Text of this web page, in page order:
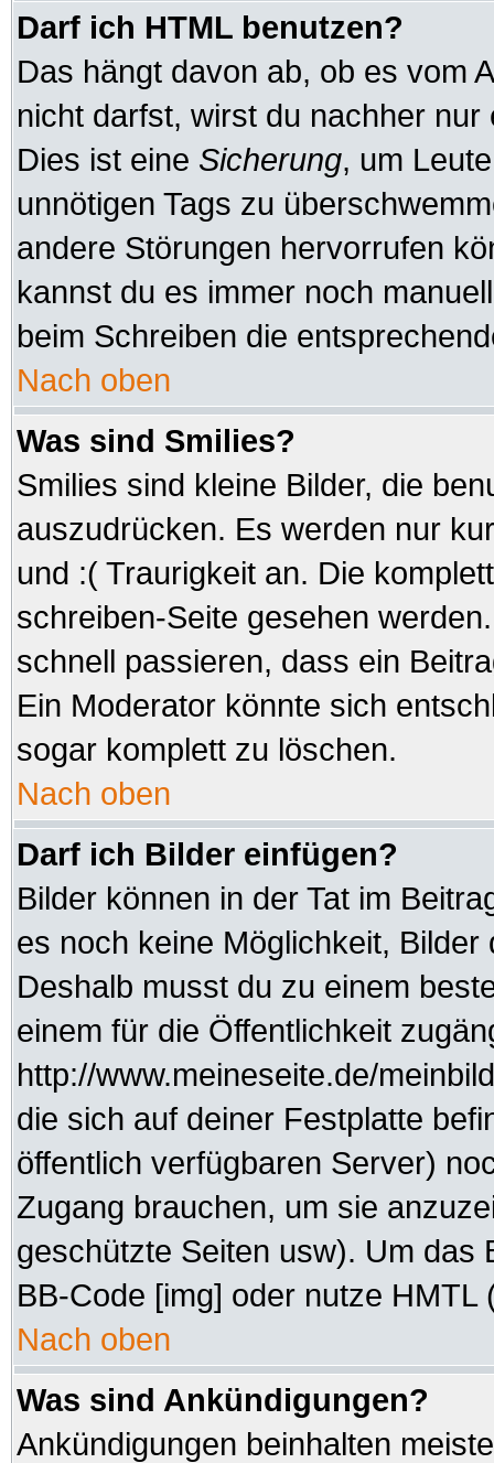
Darf ich HTML benutzen?
Das hängt davon ab, ob es vom
nicht darfst, wirst du nachher
Dies ist eine Sicherung, um
unnötigen Tags zu
andere Störungen hervorrufen
kannst du es immer noch
beim Schreiben die
Nach oben
Was sind Smilies?
Smilies sind kleine Bilder, die
auszudrücken. Es werden nur
und :( Traurigkeit an. Die
schreiben-Seite gesehen
schnell passieren, dass ein
Ein Moderator könnte sich
sogar komplett zu löschen.
Nach oben
Darf ich Bilder einfügen?
Bilder können in der Tat im
es noch keine Möglichkeit,
Deshalb musst du zu einem
einem für die Öffentlichkeit
http://www.meineseite.de/
die sich auf deiner Festplatte
öffentlich verfügbaren Server)
Zugang brauchen, um sie
geschützte Seiten usw). Um das
BB-Code [img] oder nutze HMTL
Nach oben
Was sind Ankündigungen?
Ankündigungen beinhalten